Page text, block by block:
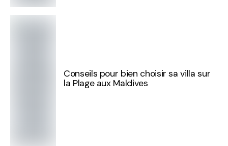
Conseils pour bien choisir sa villa sur
la Plage aux Maldives